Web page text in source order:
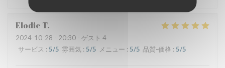
Elodie T
2024-10-28 - 20:30 - ゲスト 4
サービス : 5/5 雰囲気 : 5/5 メニュー : 5/5 品質-価格 : 5/5